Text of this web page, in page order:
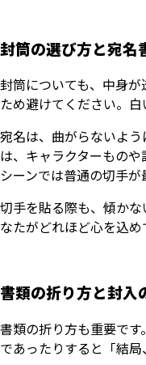
封筒の選び方と宛名
封筒についても、中身
ため避けてください。
宛名は、曲がらないよ
は、キャラクターもの
シーンでは普通の切手が
切手を貼る際も、傾か
なたがどれほど心を込
書類の折り方と封入
書類の折り方も重要で
であったりすると「結